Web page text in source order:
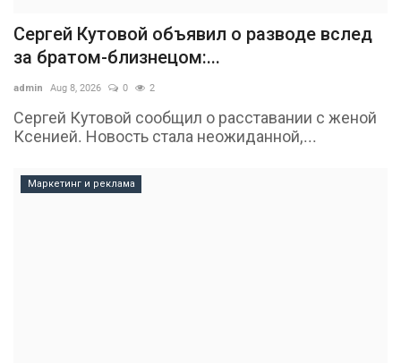
Сергей Кутовой объявил о разводе вслед
за братом-близнецом:...
admin Aug 8, 2026 0 2
Сергей Кутовой сообщил о расставании с женой
Ксенией. Новость стала неожиданной,...
Маркетинг и реклама